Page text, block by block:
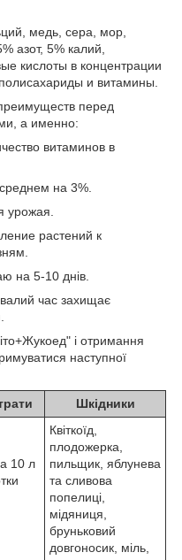
медь, сера, мор,
азот, 5% калий,
кислоты в концентрации
и витамины.
перед
а именно:
витаминов в
на 3%.
урожая.
растений к
на 5-10 днів.
час захищає
і отримання
наступної
Шкідники
10 л
Квіткоїд,
плодожерка,
пильщик, яблунева
та сливова
попелиці,
мідяниця,
бруньковий
довгоносик, міль,